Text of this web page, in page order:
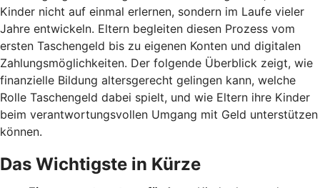
Kinder nicht auf einmal erlernen, sondern im Laufe vieler
Jahre entwickeln. Eltern begleiten diesen Prozess vom
ersten Taschengeld bis zu eigenen Konten und digitalen
Zahlungsmöglichkeiten. Der folgende Überblick zeigt, wie
finanzielle Bildung altersgerecht gelingen kann, welche
Rolle Taschengeld dabei spielt, und wie Eltern ihre Kinder
beim verantwortungsvollen Umgang mit Geld unterstützen
können.
Das Wichtigste in Kürze